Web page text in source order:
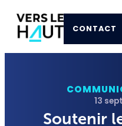
CONTACT
13
Soutenir